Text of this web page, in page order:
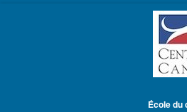
École du